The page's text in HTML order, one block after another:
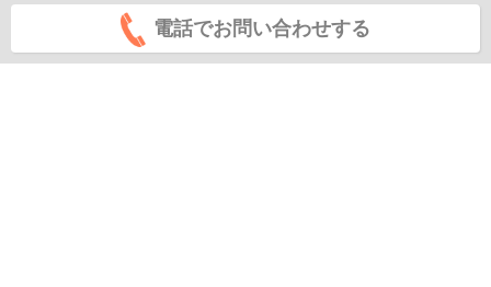
電話でお問い合わせする